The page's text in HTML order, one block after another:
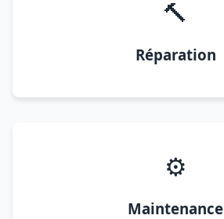
🔨
Réparation
⚙️
Maintenance